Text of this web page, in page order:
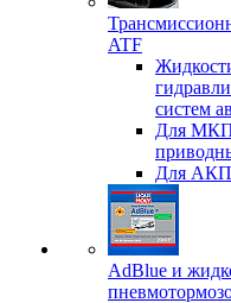
ATF
систем
Для
Для
AdBlue и